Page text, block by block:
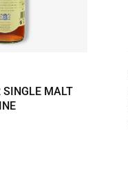
SINGLE MALT